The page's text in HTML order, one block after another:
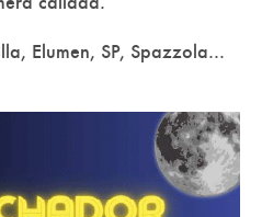
Elumen, SP, Spazzola...